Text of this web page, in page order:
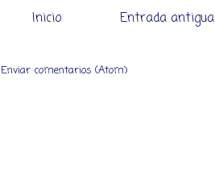
Entrada antigua
Inicio
Enviar comentarios (Atom)